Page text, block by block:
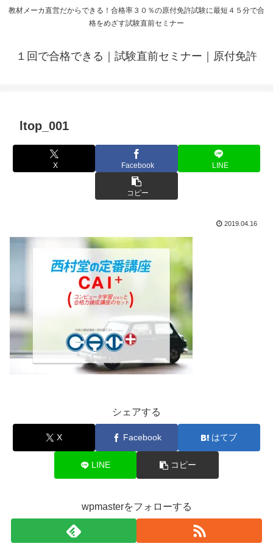
教材メーカ直営だからできる！合格率３０％の原付免許試験に最短４５分で合
格をめざす試験直前セミナー
１回で合格できる｜試験直前セミナー｜原付免許
ltop_001
X Facebook LINE
コピー
2019.04.16
シェアする
X Facebook はてブ
LINE コピー
wpmasterをフォローする